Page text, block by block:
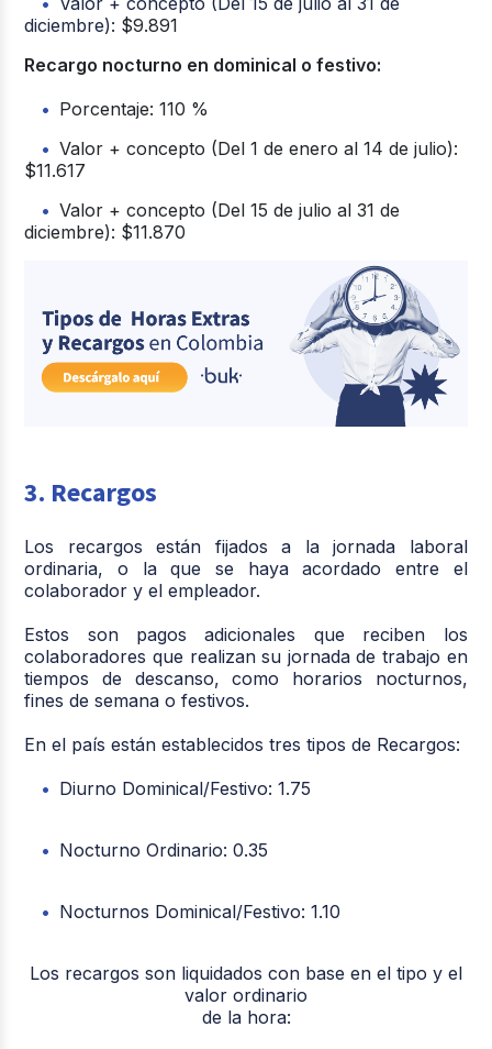
diciembre): $9.891
Recargo nocturno en dominical o festivo:
Porcentaje: 110 %
Valor + concepto (Del 1 de enero al 14 de julio):
$11.617
Valor + concepto (Del 15 de julio al 31 de
diciembre): $11.870
3. Recargos
Los recargos están fijados a la jornada laboral
ordinaria, o la que se haya acordado entre el
colaborador y el empleador.
Estos son pagos adicionales que reciben los
colaboradores que realizan su jornada de trabajo en
tiempos de descanso, como horarios nocturnos,
fines de semana o festivos.
En el país están establecidos tres tipos de Recargos:
Diurno Dominical/Festivo: 1.75
Nocturno Ordinario: 0.35
Nocturnos Dominical/Festivo: 1.10
Los recargos son liquidados con base en el tipo y el
valor ordinario
de la hora: